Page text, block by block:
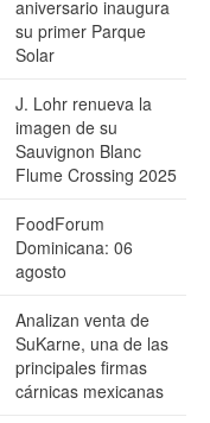
aniversario inaugura
su primer Parque
Solar
J. Lohr renueva la
imagen de su
Sauvignon Blanc
Flume Crossing 2025
FoodForum
Dominicana: 06
agosto
Analizan venta de
SuKarne, una de las
principales firmas
cárnicas mexicanas